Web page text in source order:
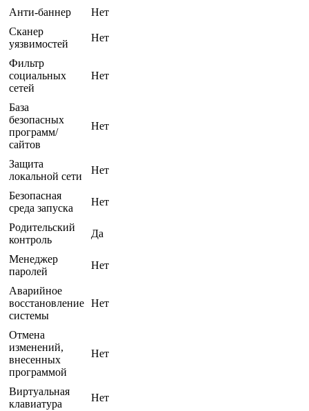
Анти-баннер
Нет
Сканер
уязвимостей
Нет
Фильтр
социальных
сетей
Нет
База
безопасных
программ/
сайтов
Нет
Защита
локальной сети
Нет
Безопасная
среда запуска
Нет
Родительский
контроль
Да
Менеджер
паролей
Нет
Аварийное
восстановление
системы
Нет
Отмена
изменений,
внесенных
программой
Нет
Виртуальная
клавиатура
Нет